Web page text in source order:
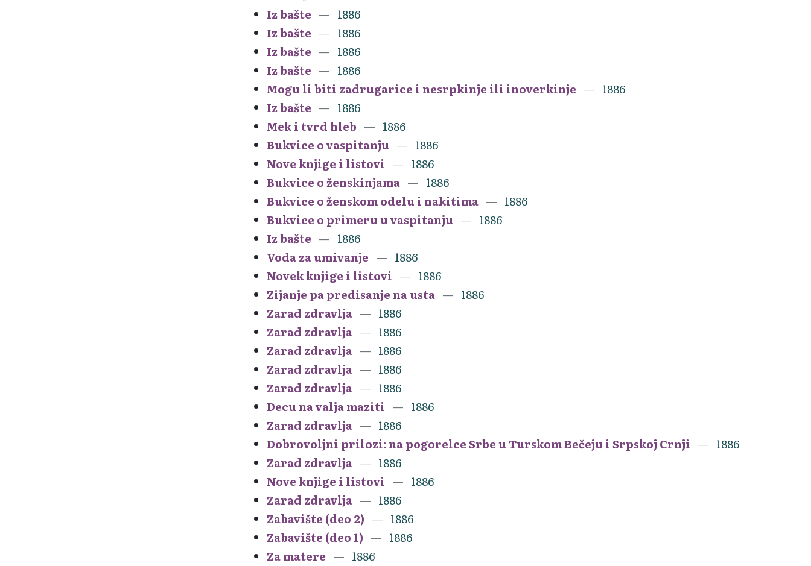
Iz bašte
1886
Iz bašte
1886
Iz bašte
1886
Iz bašte
1886
Mogu li biti zadrugarice i nesrpkinje ili inoverkinje
1886
Iz bašte
1886
Mek i tvrd hleb
1886
Bukvice o vaspitanju
1886
Nove knjige i listovi
1886
Bukvice o ženskinjama
1886
Bukvice o ženskom odelu i nakitima
1886
Bukvice o primeru u vaspitanju
1886
Iz bašte
1886
Voda za umivanje
1886
Novek knjige i listovi
1886
Zijanje pa predisanje na usta
1886
Zarad zdravlja
1886
Zarad zdravlja
1886
Zarad zdravlja
1886
Zarad zdravlja
1886
Zarad zdravlja
1886
Decu na valja maziti
1886
Zarad zdravlja
1886
Dobrovoljni prilozi: na pogorelce Srbe u Turskom Bečeju i Srpskoj Crnji
1886
Zarad zdravlja
1886
Nove knjige i listovi
1886
Zarad zdravlja
1886
Zabavište (deo 2)
1886
Zabavište (deo 1)
1886
Za matere
1886